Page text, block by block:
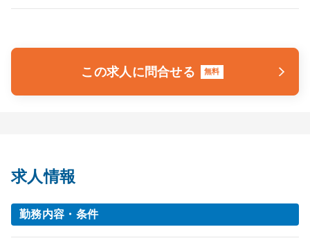
この求人に問合せる 無料
求人情報
勤務内容・条件